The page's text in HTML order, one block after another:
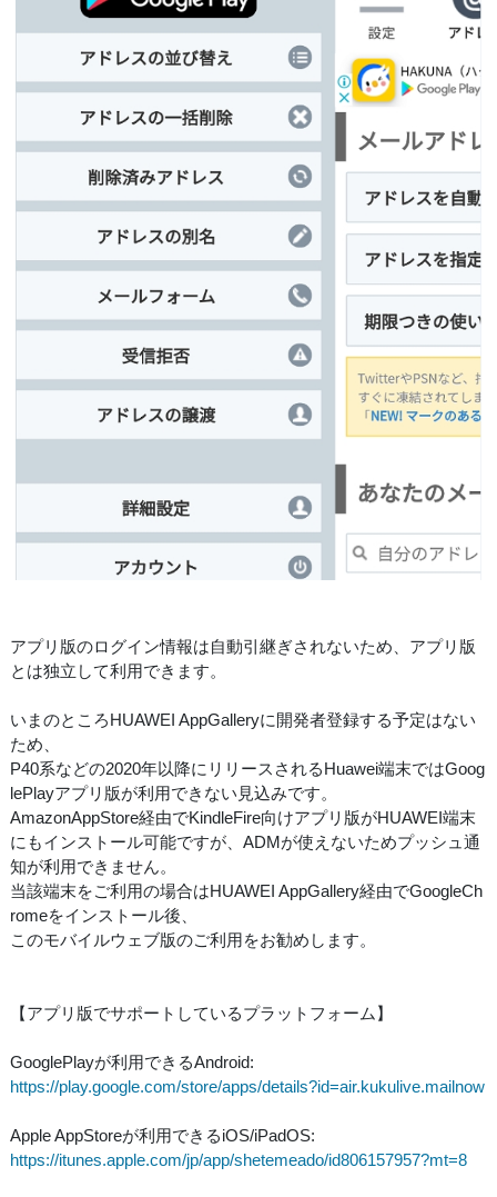
アプリ版のログイン情報は自動引継ぎされないため、アプリ版
とは独立して利用できます。
いまのところHUAWEI AppGalleryに開発者登録する予定はない
ため、
P40系などの2020年以降にリリースされるHuawei端末ではGoog
lePlayアプリ版が利用できない見込みです。
AmazonAppStore経由でKindleFire向けアプリ版がHUAWEI端末
にもインストール可能ですが、ADMが使えないためプッシュ通
知が利用できません。
当該端末をご利用の場合はHUAWEI AppGallery経由でGoogleCh
romeをインストール後、
このモバイルウェブ版のご利用をお勧めします。
【アプリ版でサポートしているプラットフォーム】
GooglePlayが利用できるAndroid:
https://play.google.com/store/apps/details?id=air.kukulive.mailnow
Apple AppStoreが利用できるiOS/iPadOS:
https://itunes.apple.com/jp/app/shetemeado/id806157957?mt=8